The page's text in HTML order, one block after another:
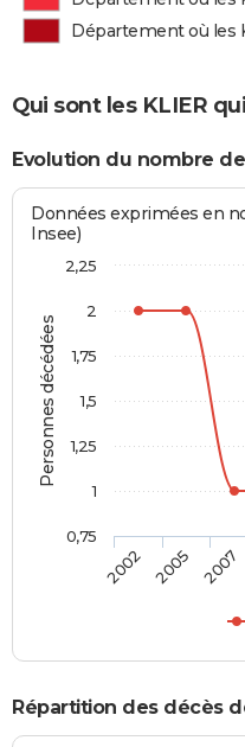
Département où les
Qui sont les KLIER
Evolution du nombre
Personnes décédées
Données exprimées en
Insee)
2002 2005 2007
0,75
1
1,25
1,5
1,75
2
2,25
Répartition des décès